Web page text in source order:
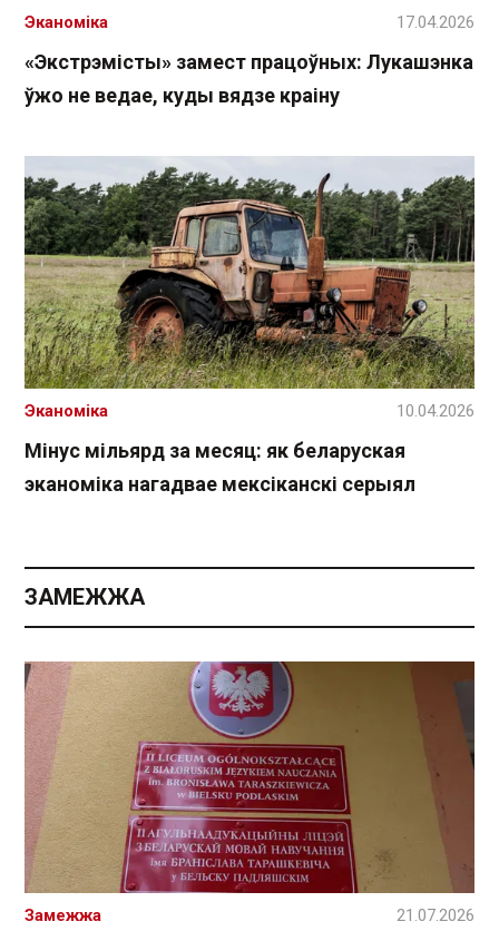
«Экстрэмісты» замест працоўных: Лукашэнка
ўжо не ведае, куды вядзе краіну
Эканоміка 17.04.2026
Мінус мільярд за месяц: як беларуская
эканоміка нагадвае мексіканскі серыял
Эканоміка 10.04.2026
ЗАМЕЖЖА
Замежжа 21.07.2026